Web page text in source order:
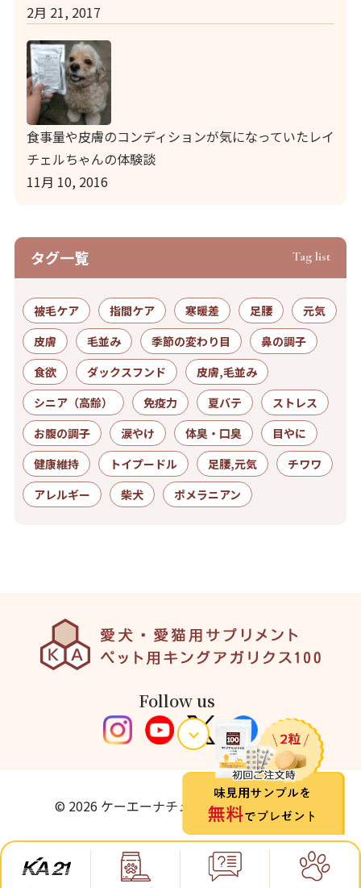
2月 21, 2017
食事量や皮膚のコンディションが気になっていたレイ
チェルちゃんの体験談
11月 10, 2016
タグ⼀覧 Tag list
被毛ケア 指間ケア 寒暖差 足腰
元気
皮膚
毛並み 季節の変わり目
鼻の調子
食欲
ダックスフンド
皮膚,毛並み
シニア（高齢）
免疫力 夏バテ
ストレス
お腹の調子
涙やけ 体臭・口臭
目やに
健康維持
トイプードル 足腰,元気
チワワ
アレルギー
柴犬 ポメラニアン
Follow us
© 2026 ケーエーナチュラルフーズ株式会社